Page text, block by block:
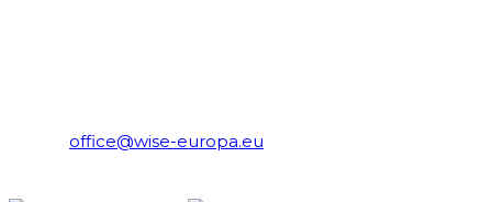
office@wise-europa.eu